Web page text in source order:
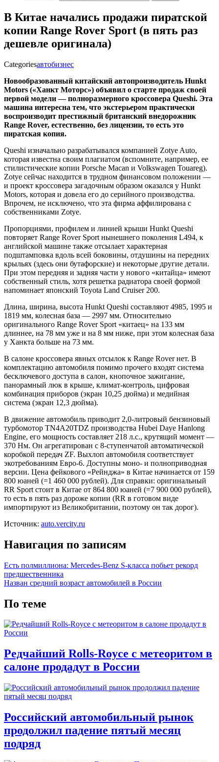
В Китае начались продажи пиратской
копии Range Rover Sport (в пять раз
дешевле оригинала)
Categoriesавтобизнес
Новообразованный китайский автопроизводитель Hunkt
Motors («Ханкт Моторс») объявил о старте продаж своей
первой модели — полноразмерного кроссовера Queshi. Эта
машина интересна тем, что экстерьером практически
воспроизводит престижный британский внедорожник
Range Rover, естественно, без лицензии, то есть это
пиратская копия.
Queshi изначально разрабатывался компанией Zotye Auto,
которая известна своим плагиатом (вспомните, например, ее
стилистические копии Porsche Macan и Volkswagen Touareg).
Zotye сейчас находится в трудном финансовом положении —
и проект кроссовера загадочным образом оказался у Hunkt
Motors, которая и довела его до серийного производства.
Впрочем, не исключено, что эта фирма аффилирована с
собственниками Zotye.
Пропорциями, профилем и линией крыши Hunkt Queshi
повторяет Range Rover Sport нынешнего поколения L494, к
английской машине также отсылает характерная
подштамповка вдоль всей боковины, отдушины на передних
крыльях (здесь они бутафорские) и некоторые другие детали.
При этом передняя и задняя части у нового «китайца» имеют
собственный стиль, хотя решетка радиатора своей формой
напоминает японский Toyota Land Cruiser 200.
Длина, ширина, высота Hunkt Queshi составляют 4985, 1995 и
1819 мм, колесная база — 2997 мм. Относительно
оригинального Range Rover Sport «китаец» на 133 мм
длиннее, на 78 мм уже и на 8 мм ниже, при этом колесная база
у Ханкта больше на 73 мм.
В салоне кроссовера явных отсылок к Range Rover нет. В
комплектацию автомобиля помимо прочего входят система
бесключевого доступа в салон, кнопочное зажигание,
панорамный люк в крыше, климат-контроль, цифровая
комбинация приборов (экран 10,25 дюйма) и медийная
система (экран 12,3 дюйма).
В движение автомобиль приводит 2,0-литровый бензиновый
турбомотор TN4A20TDZ производства Hubei Daye Hanlong
Engine, его мощность составляет 218 л.с., крутящий момент —
370 Нм. Он агрегатирован с 8-ступенчатой автоматической
коробкой передач ZF. Выхлоп автомобиля соответствует
экотребованиям Евро-6. Доступны моно- и полноприводная
версии. Цена фейкового «Рейнджа» в Китае начинается от 159
800 юаней (=1 460 000 рублей). Для справки: оригинальный
RR Sport стоит в Китае от 864 800 юаней (=7 900 000 рублей),
то есть в пять раз дороже копии (RR в готовом виде
импортируют из Великобритании, поэтому он так дорог).
Источник: auto.vercity.ru
Навигация по записям
Есть полмиллиона: Mercedes-Benz S-класса побьет рекорд
предшественника
Назван средний возраст автомобилей в России
По теме
Редчайший Rolls-Royce с метеоритом в
салоне продадут в России
Российский автомобильный рынок
продолжил падение пятый месяц
подряд